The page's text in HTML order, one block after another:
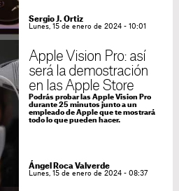
Sergio J. Ortiz
Lunes, 15 de enero de 2024 - 10:01
Apple Vision Pro: así
será la demostración
en las Apple Store
Podrás probar las Apple Vision Pro
durante 25 minutos junto a un
empleado de Apple que te mostrará
todo lo que pueden hacer.
Ángel Roca Valverde
Lunes, 15 de enero de 2024 - 08:37